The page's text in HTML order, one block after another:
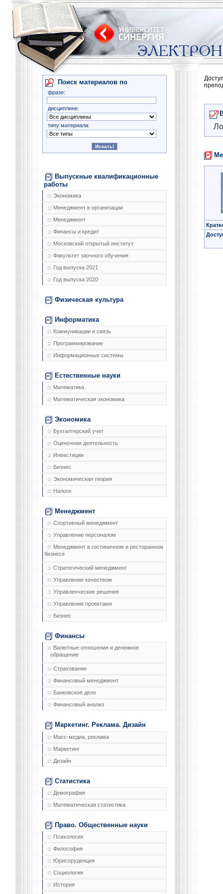
Поиск материалов по
фразе:
дисциплине:
типу материала:
Выпускные квалификационные
работы
Экономика
Менеджмент в организации
Менеджмент
Финансы и кредит
Московский открытый институт
Факультет заочного обучения
Год выпуска 2021
Год выпуска 2020
Физическая культура
Информатика
Коммуникации и связь
Программирование
Информационные системы
Естественные науки
Математика
Математическая экономика
Экономика
Бухгалтерский учет
Оценочная деятельность
Инвестиции
Бизнес
Экономическая теория
Налоги
Менеджмент
Спортивный менеджмент
Управление персоналом
Менеджмент в гостиничном и ресторанном
бизнесе
Стратегический менеджмент
Управление качеством
Управленческие решения
Управление проектами
Бизнес
Финансы
Валютные отношения и денежное
обращение
Страхование
Финансовый менеджмент
Банковское дело
Финансовый анализ
Маркетинг. Реклама. Дизайн
Масс-медиа, реклама
Маркетинг
Дизайн
Статистика
Демография
Математическая статистика
Право. Общественные науки
Психология
Философия
Юриспруденция
Социология
История